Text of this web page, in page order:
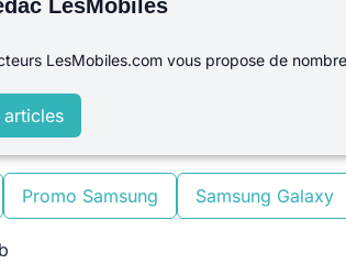
LesMobiles
LesMobiles.com vous propose de
articles
Promo Samsung Samsung Galaxy